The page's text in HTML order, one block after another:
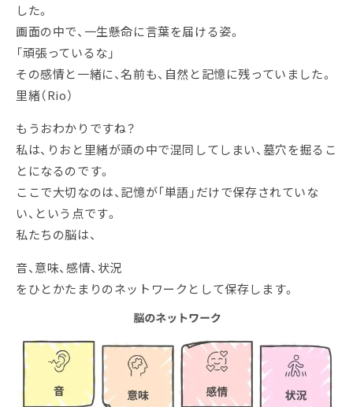
した。
画面の中で、一生懸命に言葉を届ける姿。
「頑張っているな」
その感情と一緒に、名前も、自然と記憶に残っていました。
里緒（Rio）
もうおわかりですね？
私は、りおと里緒が頭の中で混同してしまい、墓穴を掘るこ
とになるのです。
ここで大切なのは、記憶が「単語」だけで保存されていな
い、という点です。
私たちの脳は、
音、意味、感情、状況
をひとかたまりのネットワークとして保存します。